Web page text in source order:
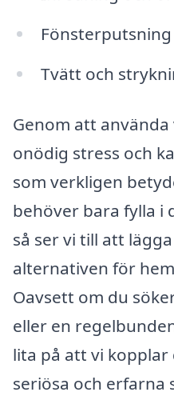
Fönsterputsning
Tvätt och
Genom att
onödig stress och
som verkligen
behöver bara fylla i
så ser vi till att
alternativen för
Oavsett om du
eller en
lita på att vi kopplar
seriösa och erfarna